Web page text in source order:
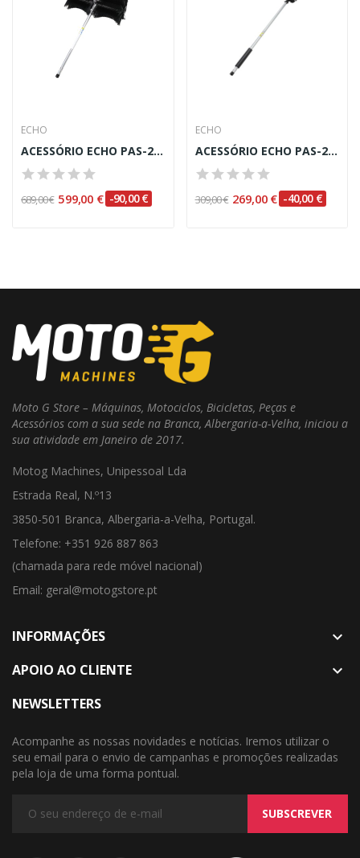
ECHO
ACESSÓRIO ECHO PAS-2620ES (VARREDORA)
689,00 € 599,00 € -90,00 €
ECHO
ACESSÓRIO ECHO PAS-2620ES (MOTOSSERRA)
309,00 € 269,00 € -40,00 €
Moto G Store – Máquinas, Motociclos, Bicicletas, Peças e
Acessórios com a sua sede na Branca, Albergaria-a-Velha, iniciou a
sua atividade em Janeiro de 2017.
Motog Machines, Unipessoal Lda
Estrada Real, N.º13
3850-501 Branca, Albergaria-a-Velha, Portugal.
Telefone: +351 926 887 863
(chamada para rede móvel nacional)
Email: geral@motogstore.pt
INFORMAÇÕES 
APOIO AO CLIENTE 
NEWSLETTERS
Acompanhe as nossas novidades e notícias. Iremos utilizar o
seu email para o envio de campanhas e promoções realizadas
pela loja de uma forma pontual.
SUBSCREVER